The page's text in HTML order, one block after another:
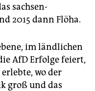
sachsen-
2015 dann Flöha.
im ländlichen
AfD Erfolge feiert,
wo der
groß und das